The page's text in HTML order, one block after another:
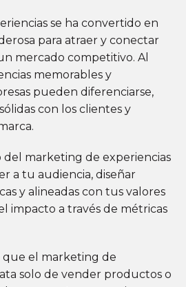
se ha convertido en
para atraer y conectar
mercado competitivo. Al
memorables y
pueden diferenciarse,
con los clientes y
del marketing de experiencias
a tu audiencia, diseñar
y alineadas con tus valores
impacto a través de métricas
que el marketing de
solo de vender productos o